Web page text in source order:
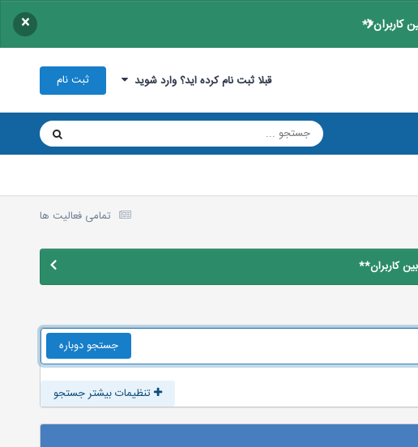
کاربران** ×
قبلا ثبت نام کرده اید؟ وارد شوید ثبت نام
تمامی فعالیت ها
کاربران**
جستجو دوباره
تنظیمات بیشتر جستجو